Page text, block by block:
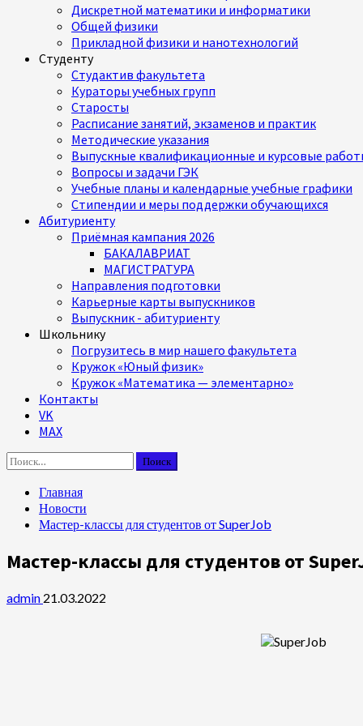
Дискретной математики и информатики
Общей физики
Прикладной физики и нанотехнологий
Студенту
Студактив факультета
Кураторы учебных групп
Старосты
Расписание занятий, экзаменов и практик
Методические указания
Выпускные квалификационные и курсовые
Вопросы и задачи ГЭК
Учебные планы и календарные учебные графики
Стипендии и меры поддержки обучающихся
Абитуриенту
Приёмная кампания 2026
БАКАЛАВРИАТ
МАГИСТРАТУРА
Направления подготовки
Карьерные карты выпускников
Выпускник - абитуриенту
Школьнику
Погрузитесь в мир нашего факультета
Кружок «Юный физик»
Кружок «Математика — элементарно»
Контакты
VK
MAX
Найти:
Главная
Новости
Мастер-классы для студентов от SuperJob
Мастер-классы для студентов от
admin 21.03.2022